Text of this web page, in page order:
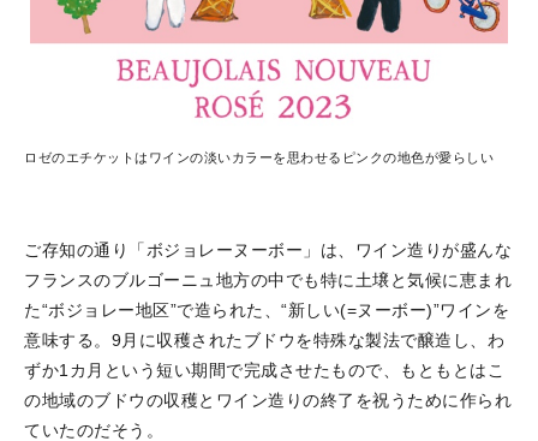
ロゼのエチケットはワインの淡いカラーを思わせるピンクの地色が愛らしい
ご存知の通り「ボジョレーヌーボー」は、ワイン造りが盛んな
フランスのブルゴーニュ地方の中でも特に土壌と気候に恵まれ
た“ボジョレー地区”で造られた、“新しい(=ヌーボー)”ワインを
意味する。9月に収穫されたブドウを特殊な製法で醸造し、わ
ずか1カ月という短い期間で完成させたもので、もともとはこ
の地域のブドウの収穫とワイン造りの終了を祝うために作られ
ていたのだそう。